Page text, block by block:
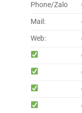
Phone/Zalo
Mail:
Web: